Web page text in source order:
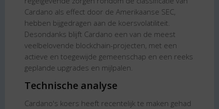
Cardano als effect door de Amerikaanse SEC,
hebben bijgedragen aan de koersvolatiliteit.
Desondanks blijft Cardano een van de meest
veelbelovende blockchain-projecten, met een
actieve en toegewijde gemeenschap en een reeks
geplande upgrades en mijlpalen.
Technische analyse
Cardano's koers heeft recentelijk te maken gehad